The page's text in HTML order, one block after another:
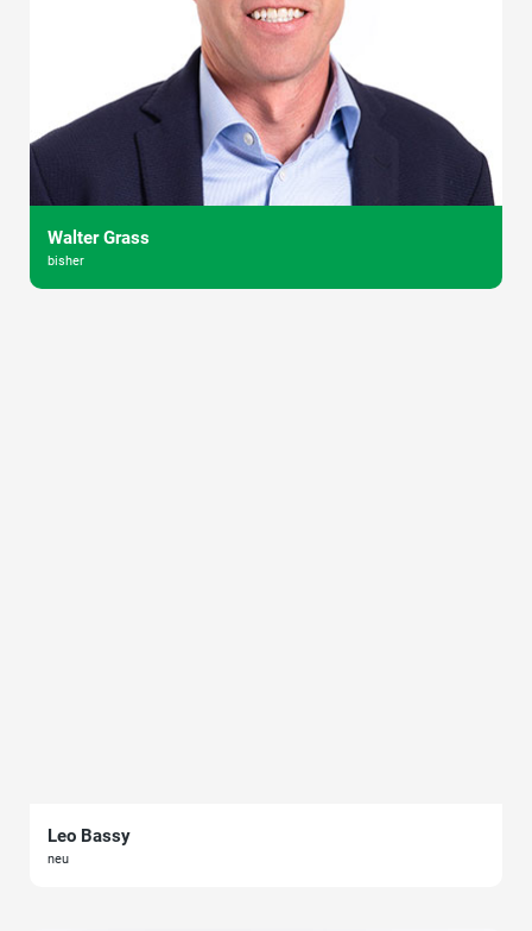
Walter Grass
bisher
Leo Bassy
neu